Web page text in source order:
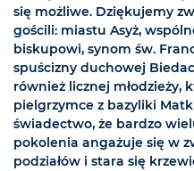
się możliwe. Dziękujemy
gościli: miastu Asyż,
biskupowi, synom św.
spuścizny duchowej
również licznej młodzieży,
pielgrzymce z bazyliki
świadectwo, że bardzo
pokolenia angażuje się w
podziałów i stara się